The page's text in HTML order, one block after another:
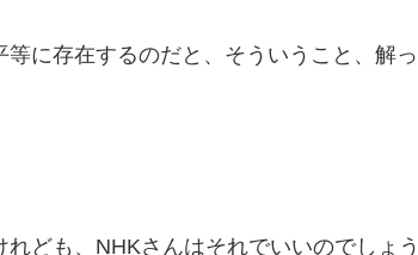
に存在するのだと、そういうこと、解っ
ども、NHKさんはそれでいいのでしょう